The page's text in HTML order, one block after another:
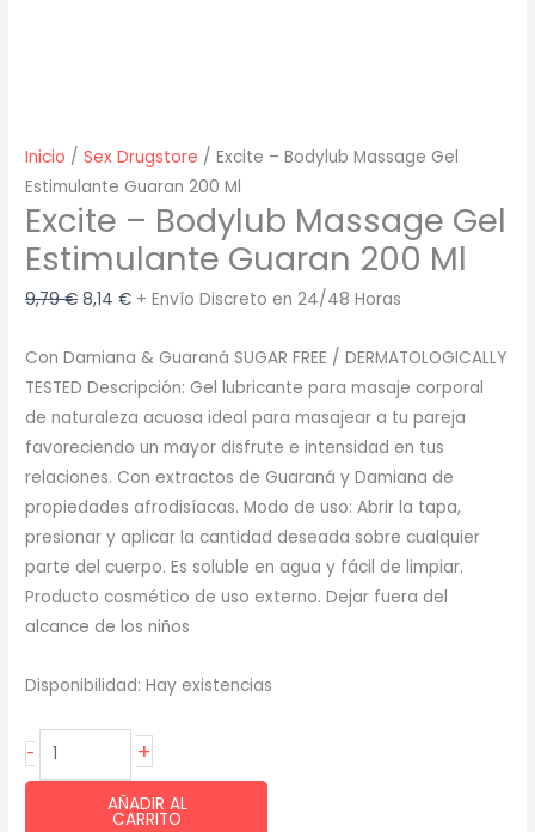
Inicio /Sex Drugstore / Excite – Bodylub Massage Gel
Estimulante Guaran 200 Ml
Excite – Bodylub Massage Gel
Estimulante Guaran 200 Ml
9,79€ El
original
era:
9,79 €.
8,14€El
actual
es:
8,14 €.
+ Envío Discreto en 24/48 Horas
Con Damiana & Guaraná SUGAR FREE / DERMATOLOGICALLY
TESTED Descripción: Gel lubricante para masaje corporal
de naturaleza acuosa ideal para masajear a tu pareja
favoreciendo un mayor disfrute e intensidad en tus
relaciones. Con extractos de Guaraná y Damiana de
propiedades afrodisíacas. Modo de uso: Abrir la tapa,
presionar y aplicar la cantidad deseada sobre cualquier
parte del cuerpo. Es soluble en agua y fácil de limpiar.
Producto cosmético de uso externo. Dejar fuera del
alcance de los niños
Disponibilidad: Hay existencias
-
Excite
+
AÑADIR AL
CARRITO